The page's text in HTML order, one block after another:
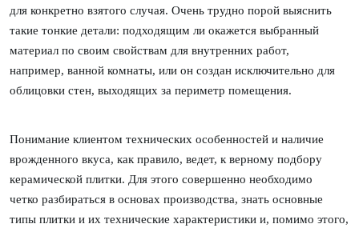
для конкретно взятого случая. Очень трудно порой выяснить
такие тонкие детали: подходящим ли окажется выбранный
материал по своим свойствам для внутренних работ,
например, ванной комнаты, или он создан исключительно для
облицовки стен, выходящих за периметр помещения.
Понимание клиентом технических особенностей и наличие
врожденного вкуса, как правило, ведет, к верному подбору
керамической плитки. Для этого совершенно необходимо
четко разбираться в основах производства, знать основные
типы плитки и их технические характеристики и, помимо этого,